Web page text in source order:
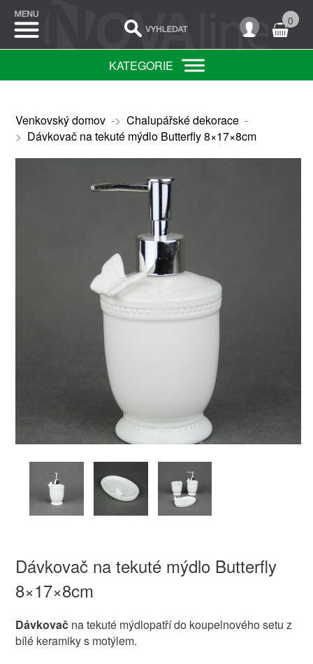
0
KATEGORIE
Venkovský domov-> Chalupářské dekorace-
> Dávkovač na tekuté mýdlo Butterfly 8×17×8cm
Dávkovač na tekuté mýdlo Butterfly
8×17×8cm
Dávkovačna tekuté mýdlopatří do koupelnového setu z
bílé keramiky s motýlem.